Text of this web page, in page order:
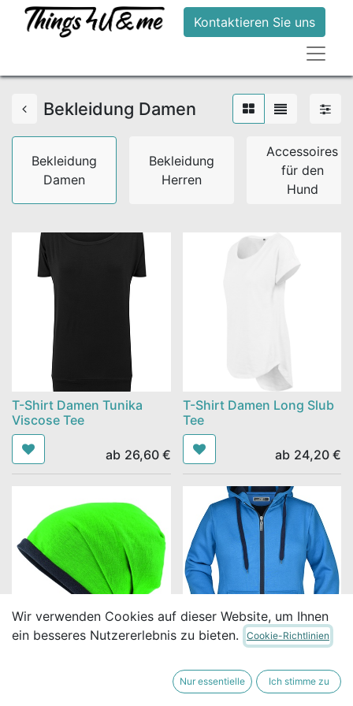
Kontaktieren Sie uns
Bekleidung Damen
Bekleidung
Damen
Bekleidung
Herren
Accessoires
für den
Hund
T-Shirt Damen Tunika
Viscose Tee
ab 26,60€
T-Shirt Damen Long Slub
Tee
ab 24,20 €
ab 58,90€
Wir verwenden Cookies auf dieser Website, um Ihnen
ein besseres Nutzererlebnis zu bieten.
Cookie-Richtlinien
Nur essentielle Ich stimme zu